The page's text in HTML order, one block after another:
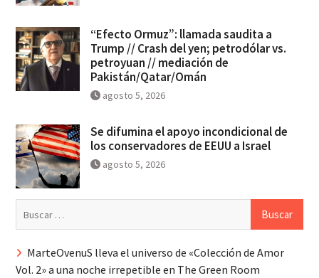
“Efecto Ormuz”: llamada saudita a
Trump // Crash del yen; petrodólar vs.
petroyuan // mediación de
Pakistán/Qatar/Omán
agosto 5, 2026
Se difumina el apoyo incondicional de
los conservadores de EEUU a Israel
agosto 5, 2026
MarteOvenuS lleva el universo de «Colección de Amor
Vol. 2» a una noche irrepetible en The Green Room